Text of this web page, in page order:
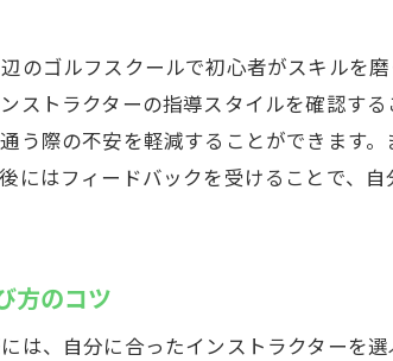
のゴルフスクールで初心者がスキルを
ストラクターの指導スタイルを確認す
う際の不安を軽減することができます
にはフィードバックを受けることで、
方のコツ
は、自分に合ったインストラクターを